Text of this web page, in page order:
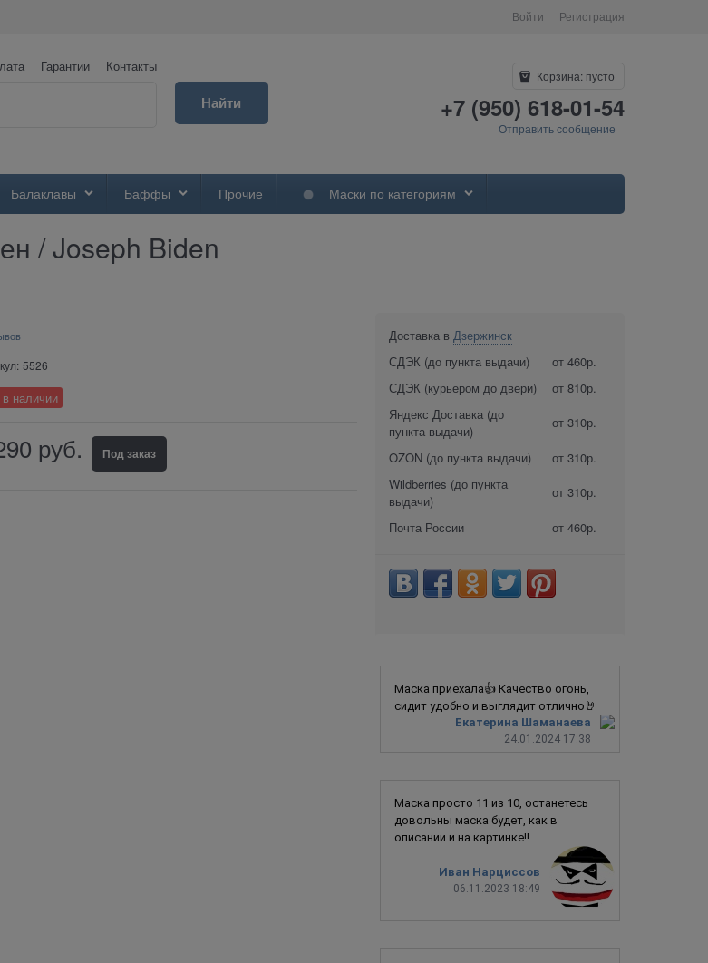
Войти Регистрация
Гарантии Контакты
Найти
Корзина: пусто
+7 (950) 618-01-54
Отправить сообщение
Балаклавы Баффы Прочие Маски по категориям
/ Joseph Biden
5526
наличии
руб. Под заказ
Доставка в Дзержинск
СДЭК (до пункта выдачи)
от 460р.
СДЭК (курьером до двери)
от 810р.
Яндекс Доставка (до
пункта выдачи)
от 310р.
OZON (до пункта выдачи)
от 310р.
Wildberries (до пункта
выдачи)
от 310р.
Почта России от 460р.
Екатерина Шаманаева
24.01.2024 17:38
Маска приехала👍 Качество огонь,
сидит удобно и выглядит отлично🤘
Иван Нарциссов
06.11.2023 18:49
Маска просто 11 из 10, останетесь
довольны маска будет, как в
описании и на картинке!!